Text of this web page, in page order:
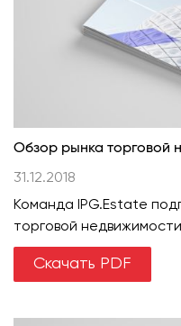
Обзор рынка торговой
31.12.2018
Команда IPG.Estate
торговой
Скачать PDF